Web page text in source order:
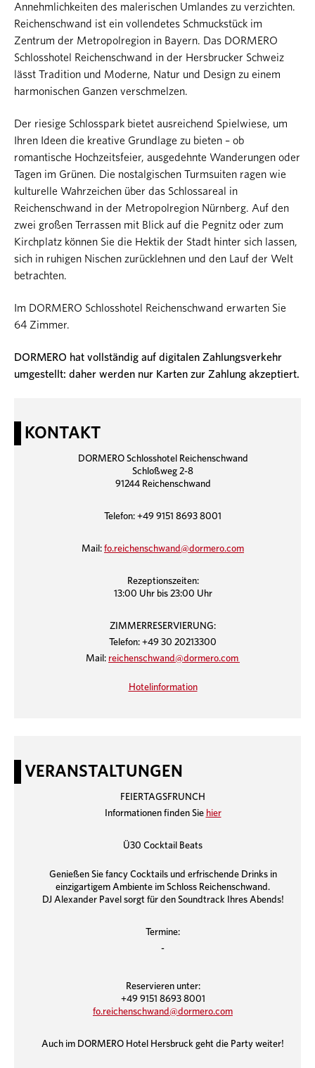
Annehmlichkeiten des malerischen Umlandes zu verzichten.
Reichenschwand ist ein vollendetes Schmuckstück im
Zentrum der Metropolregion in Bayern. Das DORMERO
Schlosshotel Reichenschwand in der Hersbrucker Schweiz
lässt Tradition und Moderne, Natur und Design zu einem
harmonischen Ganzen verschmelzen.
Der riesige Schlosspark bietet ausreichend Spielwiese, um
Ihren Ideen die kreative Grundlage zu bieten – ob
romantische Hochzeitsfeier, ausgedehnte Wanderungen oder
Tagen im Grünen. Die nostalgischen Turmsuiten ragen wie
kulturelle Wahrzeichen über das Schlossareal in
Reichenschwand in der Metropolregion Nürnberg. Auf den
zwei großen Terrassen mit Blick auf die Pegnitz oder zum
Kirchplatz können Sie die Hektik der Stadt hinter sich lassen,
sich in ruhigen Nischen zurücklehnen und den Lauf der Welt
betrachten.
Im DORMERO Schlosshotel Reichenschwand erwarten Sie
64 Zimmer.
DORMERO hat vollständig auf digitalen Zahlungsverkehr
umgestellt: daher werden nur Karten zur Zahlung akzeptiert.
KONTAKT
DORMERO Schlosshotel Reichenschwand
Schloßweg 2-8
91244 Reichenschwand
Telefon: +49 9151 8693 8001
Mail: fo.reichenschwand@dormero.com
Rezeptionszeiten:
13:00 Uhr bis 23:00 Uhr
ZIMMERRESERVIERUNG:
Telefon: +49 30 20213300
Mail: reichenschwand@dormero.com
Hotelinformation
VERANSTALTUNGEN
FEIERTAGSFRUNCH
Informationen finden Sie hier
Ü30 Cocktail Beats
Genießen Sie fancy Cocktails und erfrischende Drinks in
einzigartigem Ambiente im Schloss Reichenschwand.
DJ Alexander Pavel sorgt für den Soundtrack Ihres Abends!
Termine:
-
Reservieren unter:
+49 9151 8693 8001
fo.reichenschwand@dormero.com
Auch im DORMERO Hotel Hersbruck geht die Party weiter!